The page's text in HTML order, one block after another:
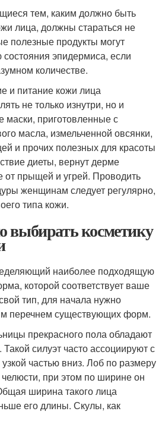
тем, каким должно быть
лица, должны стараться не
полезные продукты могут
эпидермиса, если
количестве.
и питание кожи лица
не только изнутри, но и
маски, приготовленные с
масла, измельченной овсянки,
и прочих полезных для красоты
диеты, вернут дерме
от прыщей и угрей. Проводить
женщинам следует регулярно,
типа кожи.
выбирать косметику
наиболее подходящую
которой соответствует ваше
тип, для начала нужно
перечнем существующих форм.
прекрасного пола обладают
силуэт часто ассоциируют с
частью вниз. Лоб по размеру
челюсти, при этом по ширине он
ширина такого лица
его длины. Скулы, как